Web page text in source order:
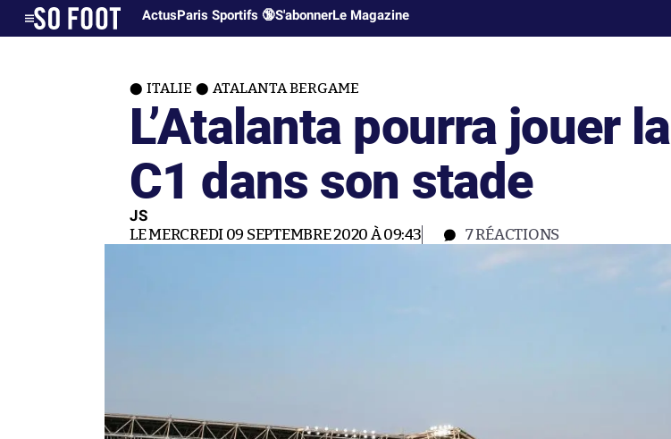
ActusParis Sportifs 🔞S'abonnerLe Magazine
ITALIE ATALANTA BERGAME
L’Atalanta pourra jouer la
C1 dans son stade
JS
LE MERCREDI 09 SEPTEMBRE 2020 À 09:43 7RÉACTIONS